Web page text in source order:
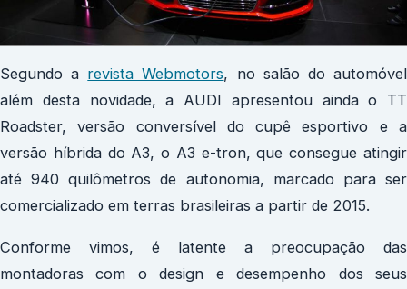
Segundo a revista Webmotors, no salão do automóvel
além desta novidade, a AUDI apresentou ainda o TT
Roadster, versão conversível do cupê esportivo e a
versão híbrida do A3, o A3 e-tron, que consegue atingir
até 940 quilômetros de autonomia, marcado para ser
comercializado em terras brasileiras a partir de 2015.
Conforme vimos, é latente a preocupação das
montadoras com o design e desempenho dos seus